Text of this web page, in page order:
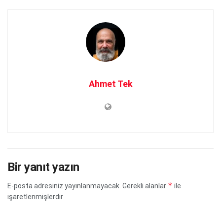
Ahmet Tek
Bir yanıt yazın
E-posta adresiniz yayınlanmayacak. Gerekli alanlar * ile
işaretlenmişlerdir